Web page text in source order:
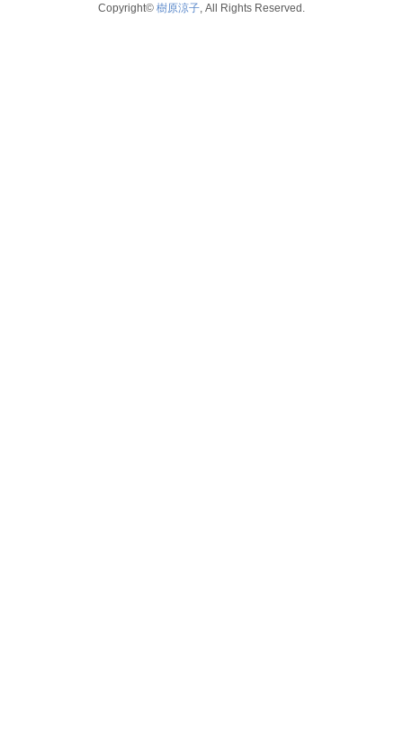
Copyright© 樹原涼子 , All Rights Reserved.